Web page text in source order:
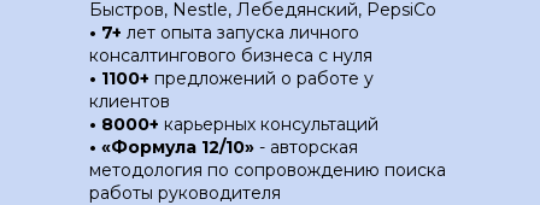
Быстров, Nestle, Лебедянский, PepsiCo
• 7+ лет опыта запуска личного
консалтингового бизнеса с нуля
• 1100+ предложений о работе у
клиентов
• 8000+ карьерных консультаций
• «Формула 12/10» - авторская
методология по сопровождению поиска
работы руководителя